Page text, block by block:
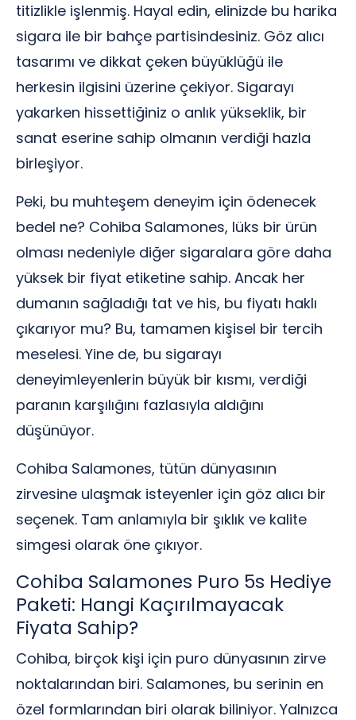
titizlikle işlenmiş. Hayal edin, elinizde bu harika
sigara ile bir bahçe partisindesiniz. Göz alıcı
tasarımı ve dikkat çeken büyüklüğü ile
herkesin ilgisini üzerine çekiyor. Sigarayı
yakarken hissettiğiniz o anlık yükseklik, bir
sanat eserine sahip olmanın verdiği hazla
birleşiyor.
Peki, bu muhteşem deneyim için ödenecek
bedel ne? Cohiba Salamones, lüks bir ürün
olması nedeniyle diğer sigaralara göre daha
yüksek bir fiyat etiketine sahip. Ancak her
dumanın sağladığı tat ve his, bu fiyatı haklı
çıkarıyor mu? Bu, tamamen kişisel bir tercih
meselesi. Yine de, bu sigarayı
deneyimleyenlerin büyük bir kısmı, verdiği
paranın karşılığını fazlasıyla aldığını
düşünüyor.
Cohiba Salamones, tütün dünyasının
zirvesine ulaşmak isteyenler için göz alıcı bir
seçenek. Tam anlamıyla bir şıklık ve kalite
simgesi olarak öne çıkıyor.
Cohiba Salamones Puro 5s Hediye
Paketi: Hangi Kaçırılmayacak
Fiyata Sahip?
Cohiba, birçok kişi için puro dünyasının zirve
noktalarından biri. Salamones, bu serinin en
özel formlarından biri olarak biliniyor. Yalnızca